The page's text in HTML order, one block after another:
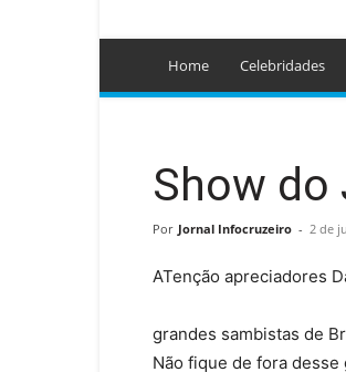
Home Celebridades
Show do
Por Jornal Infocruzeiro - 2 de
ATenção apreciadores
grandes sambistas de
Não fique de fora